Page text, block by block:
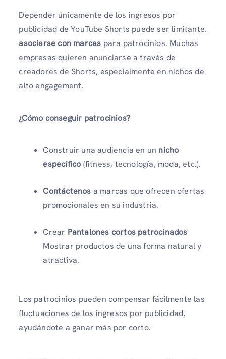
Depender únicamente de los ingresos por
publicidad de YouTube Shorts puede ser limitante.
asociarse con marcas para patrocinios. Muchas
empresas quieren anunciarse a través de
creadores de Shorts, especialmente en nichos de
alto engagement.
¿Cómo conseguir patrocinios?
Construir una audiencia en un nicho
específico (fitness, tecnología, moda, etc.).
Contáctenos a marcas que ofrecen ofertas
promocionales en su industria.
Crear Pantalones cortos patrocinados
Mostrar productos de una forma natural y
atractiva.
Los patrocinios pueden compensar fácilmente las
fluctuaciones de los ingresos por publicidad,
ayudándote a ganar más por corto.